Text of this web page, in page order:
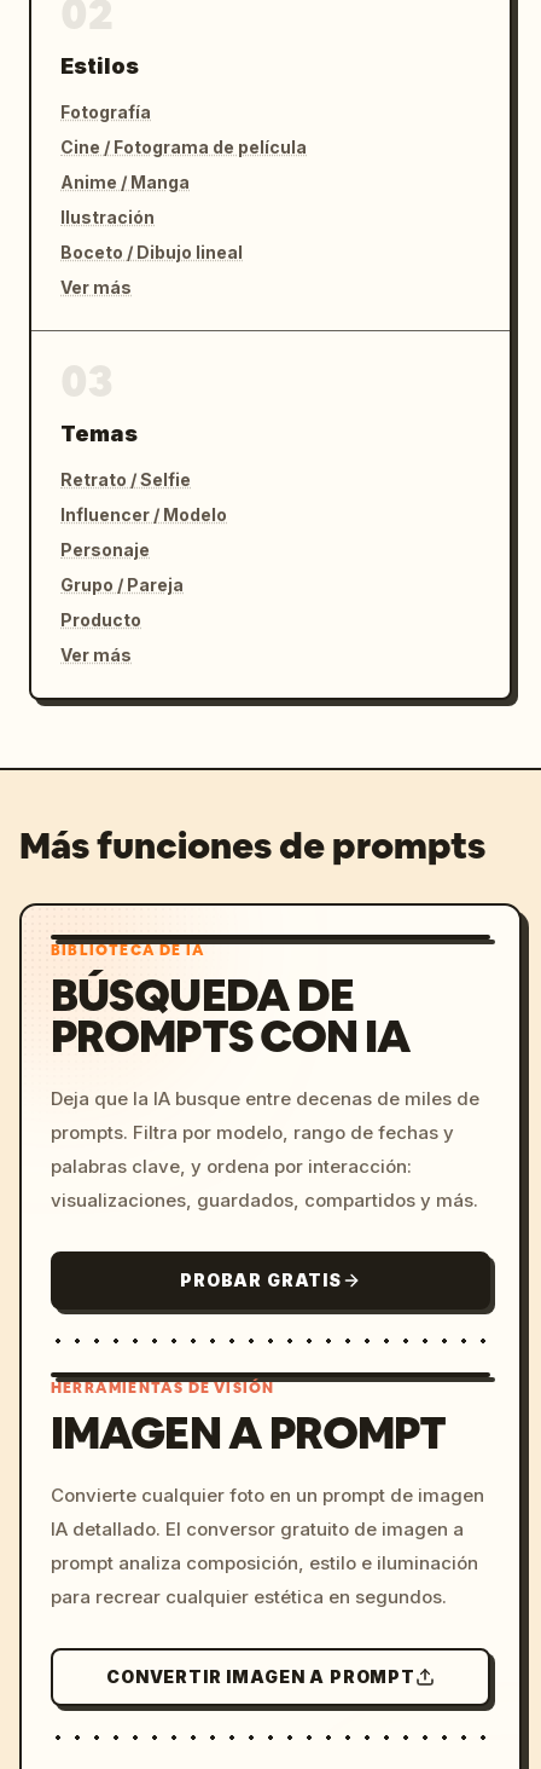
Estilos
Fotografía
Cine / Fotograma de película
Anime / Manga
Ilustración
Boceto / Dibujo lineal
Ver más
Temas
Retrato / Selfie
Influencer / Modelo
Personaje
Grupo / Pareja
Producto
Ver más
Más funciones de prompts
BIBLIOTECA DE IA
BÚSQUEDA DE
PROMPTS CON IA
Deja que la IA busque entre decenas de miles de
prompts. Filtra por modelo, rango de fechas y
palabras clave, y ordena por interacción:
visualizaciones, guardados, compartidos y más.
PROBAR GRATIS
c, cyberpunk sunset, neon
colors, 8k --v 6.0
HERRAMIENTAS DE VISIÓN
IMAGEN A PROMPT
Convierte cualquier foto en un prompt de imagen
IA detallado. El conversor gratuito de imagen a
prompt analiza composición, estilo e iluminación
para recrear cualquier estética en segundos.
CONVERTIR IMAGEN A PROMPT